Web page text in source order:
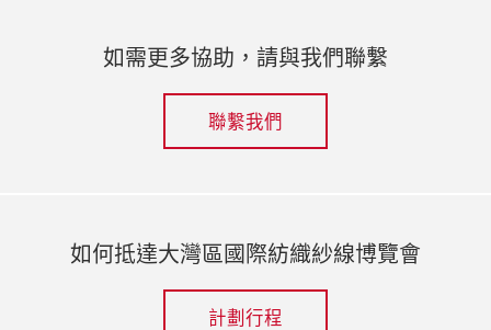
如需更多協助，請與我們聯繫
聯繫我們
如何抵達大灣區國際紡織紗線博覽會
計劃行程